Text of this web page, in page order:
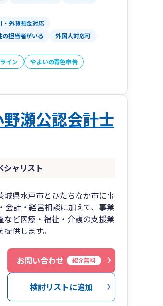
・外貨預金対応
の担当者がいる
外国人対応可
イン
やよいの青色申告
瀬公認会計士
シャリスト
県水戸市とひたちなか市に事
会計・経営相談に加えて、事業
ど医療・福祉・介護の支援業
供します。
お問い合わせ 紹介無料
検討リストに追加